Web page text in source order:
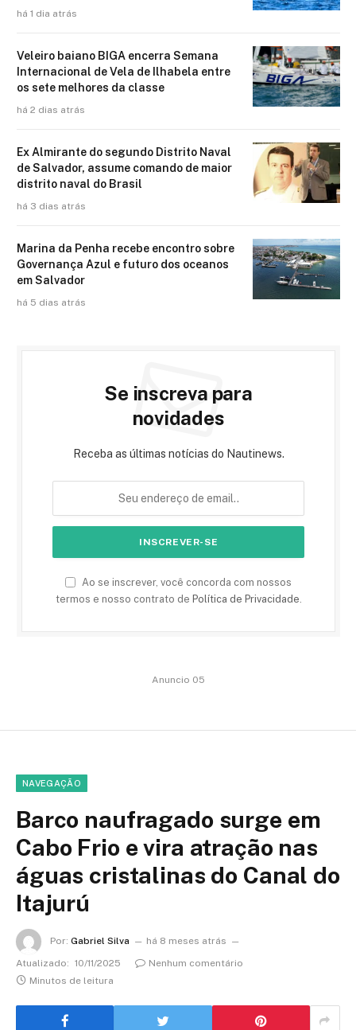
há 1 dia atrás
Veleiro baiano BIGA encerra Semana
Internacional de Vela de Ilhabela entre
os sete melhores da classe
há 2 dias atrás
Ex Almirante do segundo Distrito Naval
de Salvador, assume comando de maior
distrito naval do Brasil
há 3 dias atrás
Marina da Penha recebe encontro sobre
Governança Azul e futuro dos oceanos
em Salvador
há 5 dias atrás
Se inscreva para
novidades
Receba as últimas notícias do Nautinews.
Ao se inscrever, você concorda com nossos
termos e nosso contrato de Política de Privacidade.
Anuncio 05
NAVEGAÇÃO
Barco naufragado surge em
Cabo Frio e vira atração nas
águas cristalinas do Canal do
Itajurú
Por: Gabriel Silva
há 8 meses atrás
Atualizado: 10/11/2025
Nenhum comentário
Minutos de leitura